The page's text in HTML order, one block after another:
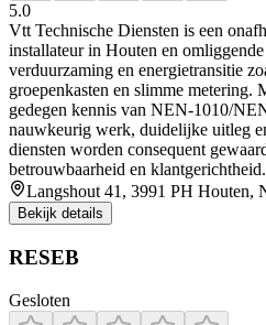
5.0
Vtt Technische Diensten is een
installateur in Houten en omliggende
verduurzaming en energietransitie
groepenkasten en slimme
gedegen kennis van NEN-1010/
nauwkeurig werk, duidelijke uitleg
diensten worden consequent
betrouwbaarheid en klantgerichtheid.
Langshout 41, 3991 PH Houten,
Bekijk details
RESEB
Gesloten